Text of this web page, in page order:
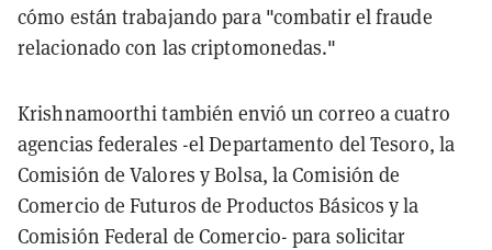
cómo están trabajando para "combatir el fraude
relacionado con las criptomonedas."
Krishnamoorthi también envió un correo a cuatro
agencias federales -el Departamento del Tesoro, la
Comisión de Valores y Bolsa, la Comisión de
Comercio de Futuros de Productos Básicos y la
Comisión Federal de Comercio- para solicitar